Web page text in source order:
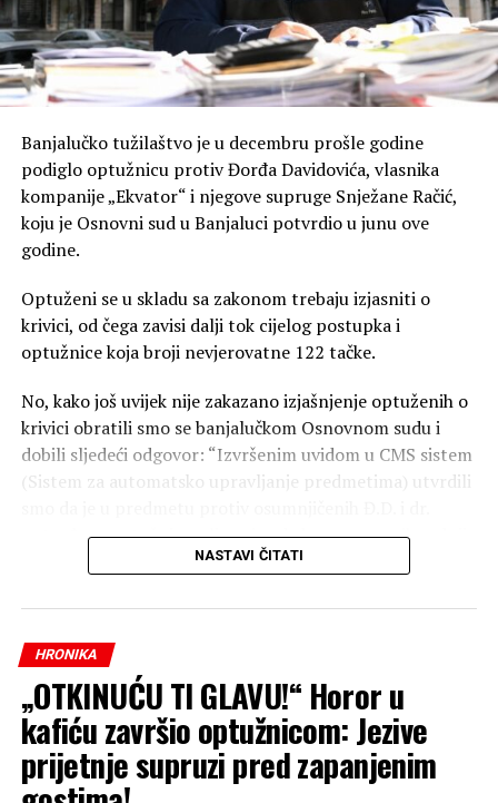
Banjalučko tužilaštvo je u decembru prošle godine
podiglo optužnicu protiv Đorđa Davidovića, vlasnika
kompanije „Ekvator“ i njegove supruge Snježane Račić,
koju je Osnovni sud u Banjaluci potvrdio u junu ove
godine.
Optuženi se u skladu sa zakonom trebaju izjasniti o
krivici, od čega zavisi dalji tok cijelog postupka i
optužnice koja broji nevjerovatne 122 tačke.
No, kako još uvijek nije zakazano izjašnjenje optuženih o
krivici obratili smo se banjalučkom Osnovnom sudu i
dobili sljedeći odgovor: “Izvršenim uvidom u CMS sistem
(Sistem za automatsko upravljanje predmetima) utvrdili
potvrđena optužnica, ali ovaj sud zbog procesnih radnji
još nije zakazao ročište za izjašnjenje o krivnji. Ističemo
Podsjetimo, prema optužnici Davidović se tereti da je
kao direktor preduzeća „Ekvator“ organizovao prodaju
stanova u kompleksu “Novi Borik” koje nikada nije
završio.
Od 2016. do 2024. godine doveo je u zabludu veliki broj
kupaca, lažno im prikazujući da će nekretnine biti
izgrađene u ugovorenim rokovima.
NASTAVI ČITATI
HRONIKA
„OTKINUĆU TI GLAVU!“ Horor u
kafiću završio optužnicom: Jezive
prijetnje supruzi pred zapanjenim